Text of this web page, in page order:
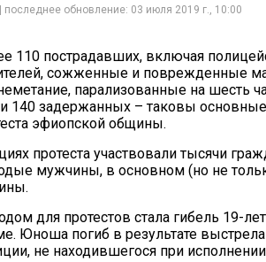
обновление: 03 июля 2019 г., 10:00
110 пострадавших, включая
сожженные и поврежденные
парализованные на шесть
140 задержанных – таковы
эфиопской общины.
протеста участвовали тысячи
мужчины, в основном (но не
для протестов стала гибель 19-
Юноша погиб в результате выстрела
не находившегося при